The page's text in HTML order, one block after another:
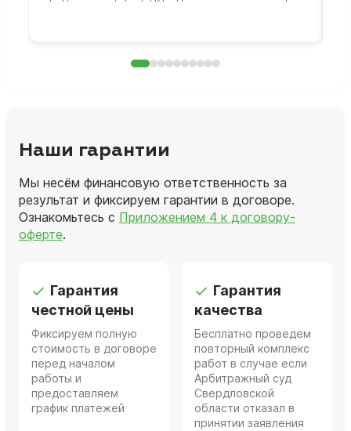
Наши гарантии
Мы несём финансовую ответственность за
результат и фиксируем гарантии в договоре.
Ознакомьтесь с Приложением 4 к договору-
оферте.
Гарантия
честной цены
Фиксируем полную
стоимость в договоре
перед началом
работы и
предоставляем
график платежей
Гарантия
качества
Бесплатно проведем
повторный комплекс
работ в случае если
Арбитражный суд
Свердловской
области отказал в
принятии заявления